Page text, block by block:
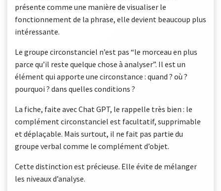
présente comme une manière de visualiser le
fonctionnement de la phrase, elle devient beaucoup plus
intéressante.
Le groupe circonstanciel n’est pas “le morceau en plus
parce qu’il reste quelque chose à analyser”. Il est un
élément qui apporte une circonstance : quand ? où ?
pourquoi ? dans quelles conditions ?
La fiche, faite avec Chat GPT, le rappelle très bien : le
complément circonstanciel est facultatif, supprimable
et déplaçable. Mais surtout, il ne fait pas partie du
groupe verbal comme le complément d’objet.
Cette distinction est précieuse. Elle évite de mélanger
les niveaux d’analyse.